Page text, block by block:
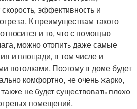
эффективность и
К преимуществам такого
и то, что с помощью
можно отопить даже самые
и площади, в том числе и
потолками. Поэтому в доме будет
комфортно, не очень жарко,
не будет существовать плохо
помещений.